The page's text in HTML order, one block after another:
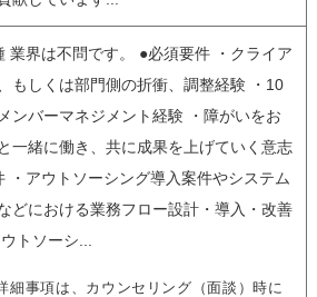
業界は不問です。 ●必須要件 ・クライア
もしくは部門側の折衝、調整経験 ・10
ンバーマネジメント経験 ・障がいをお
一緒に働き、共に成果を上げていく意志
・アウトソーシング導入案件やシステム
どにおける業務フロー設計・導入・改善
トソーシ...
細事項は、カウンセリング（面談）時に